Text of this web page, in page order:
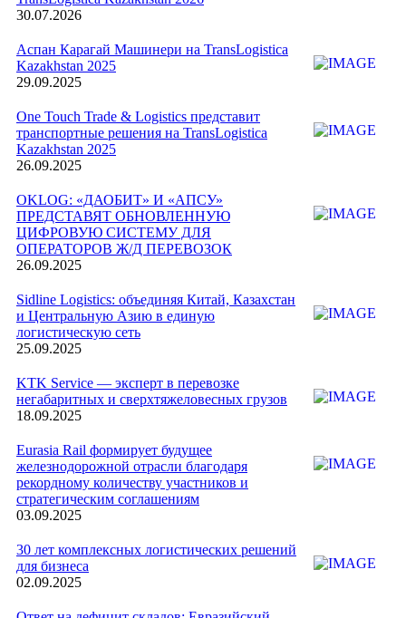
30.07.2026
Аспан Карагай Машинери на TransLogistica
Kazakhstan 2025
29.09.2025
One Touch Trade & Logistics представит
транспортные решения на TransLogistica
Kazakhstan 2025
26.09.2025
OKLOG: «ДАОБИТ» И «АПСУ»
ПРЕДСТАВЯТ ОБНОВЛЕННУЮ
ЦИФРОВУЮ СИСТЕМУ ДЛЯ
ОПЕРАТОРОВ Ж/Д ПЕРЕВОЗОК
26.09.2025
Sidline Logistics: объединяя Китай, Казахстан
и Центральную Азию в единую
логистическую сеть
25.09.2025
KTK Service — эксперт в перевозке
негабаритных и сверхтяжеловесных грузов
18.09.2025
Eurasia Rail формирует будущее
железнодорожной отрасли благодаря
рекордному количеству участников и
стратегическим соглашениям
03.09.2025
30 лет комплексных логистических решений
для бизнеса
02.09.2025